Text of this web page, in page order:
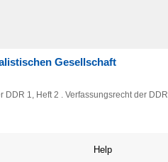
Gesellschaft
DDR 1,
Heft 2 . Verfassungsrecht der DDR
Help